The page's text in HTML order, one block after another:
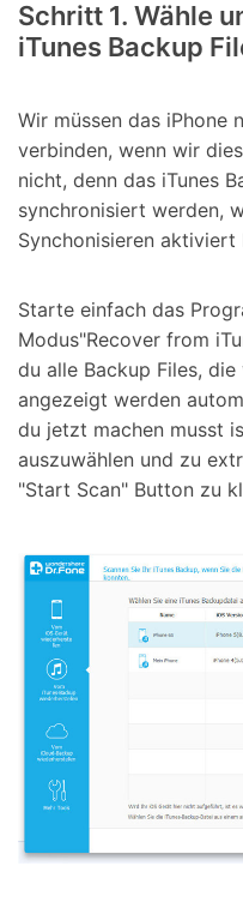
Schritt 1. Wähle
iTunes Backup
Wir müssen das iPhone
verbinden, wenn wir
nicht, denn das iTunes
synchronisiert werden,
Synchonisieren aktiviert
Starte einfach das
Modus"Recover from
du alle Backup Files,
angezeigt werden
du jetzt machen musst
auszuwählen und zu
"Start Scan" Button zu